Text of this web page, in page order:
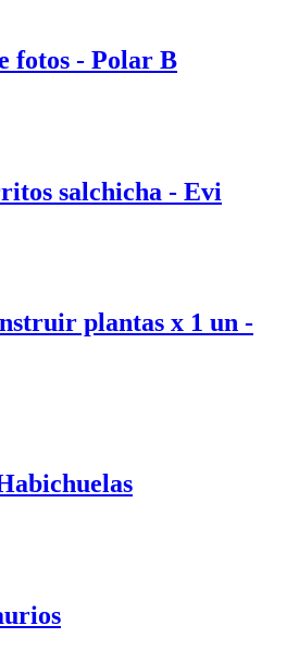
fotos - Polar B
salchicha - Evi
plantas x 1 un -